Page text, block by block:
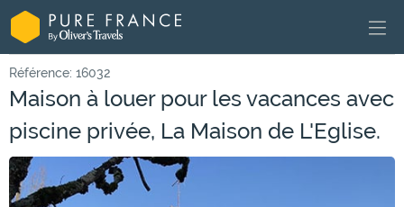
Référence: 16032
Maison à louer pour les vacances avec
piscine privée, La Maison de L'Eglise.